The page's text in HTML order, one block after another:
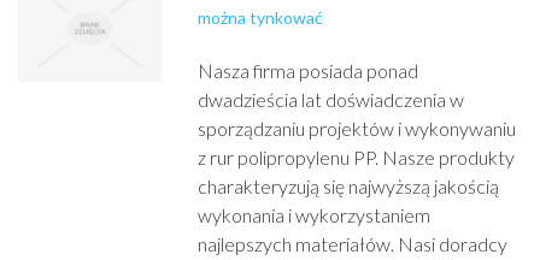
można tynkować
Nasza firma posiada ponad
dwadzieścia lat doświadczenia w
sporządzaniu projektów i wykonywaniu
z rur polipropylenu PP. Nasze produkty
charakteryzują się najwyższą jakością
wykonania i wykorzystaniem
najlepszych materiałów. Nasi doradcy